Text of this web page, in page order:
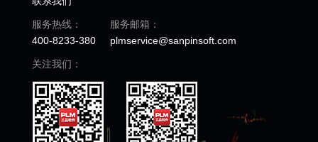
服务热线：
400-8233-380
服务邮箱：
plmservice@sanpinsoft.com
关注我们：